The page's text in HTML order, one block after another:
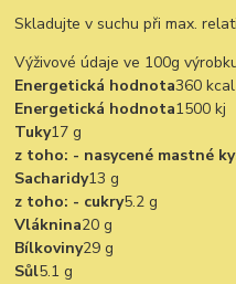
Skladujte v suchu při max.
Výživové údaje ve 100g
Energetická hodnota360 kcal
Energetická hodnota1500 kj
Tuky17 g
z toho: - nasycené mastné
Sacharidy13 g
z toho: - cukry5.2 g
Vláknina20 g
Bílkoviny29 g
Sůl5.1 g